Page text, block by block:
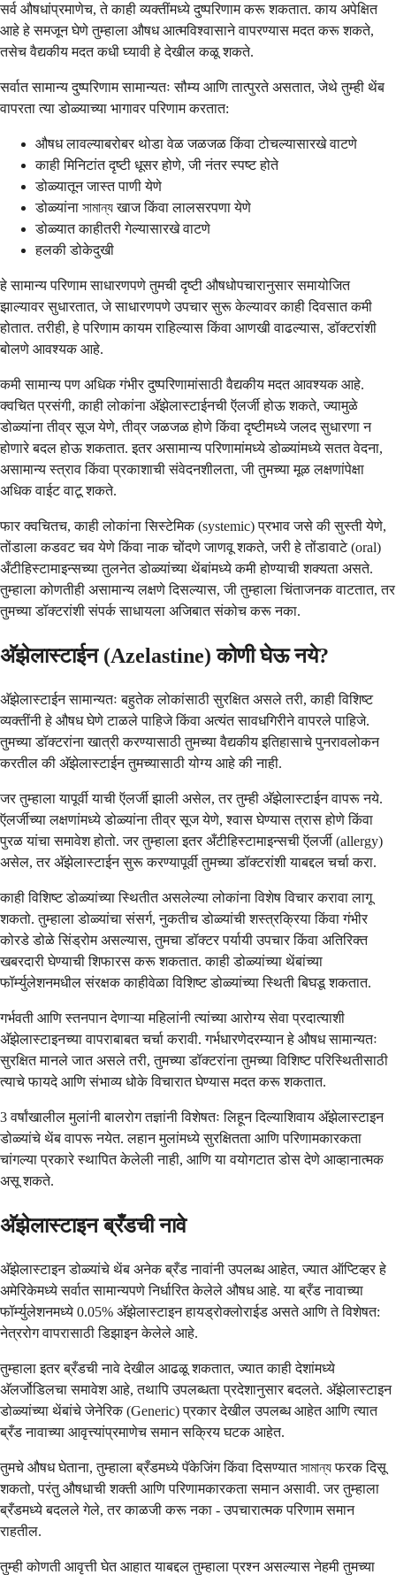
सर्व औषधांप्रमाणेच, ते काही व्यक्तींमध्ये दुष्परिणाम करू शकतात. काय अपेक्षित
आहे हे समजून घेणे तुम्हाला औषध आत्मविश्वासाने वापरण्यास मदत करू शकते,
तसेच वैद्यकीय मदत कधी घ्यावी हे देखील कळू शकते.
सर्वात सामान्य दुष्परिणाम सामान्यतः सौम्य आणि तात्पुरते असतात, जेथे तुम्ही थेंब
वापरता त्या डोळ्याच्या भागावर परिणाम करतात:
औषध लावल्याबरोबर थोडा वेळ जळजळ किंवा टोचल्यासारखे वाटणे
काही मिनिटांत दृष्टी धूसर होणे, जी नंतर स्पष्ट होते
डोळ्यातून जास्त पाणी येणे
डोळ्यांना সামান্য खाज किंवा लालसरपणा येणे
डोळ्यात काहीतरी गेल्यासारखे वाटणे
हलकी डोकेदुखी
हे सामान्य परिणाम साधारणपणे तुमची दृष्टी औषधोपचारानुसार समायोजित
झाल्यावर सुधारतात, जे साधारणपणे उपचार सुरू केल्यावर काही दिवसात कमी
होतात. तरीही, हे परिणाम कायम राहिल्यास किंवा आणखी वाढल्यास, डॉक्टरांशी
बोलणे आवश्यक आहे.
कमी सामान्य पण अधिक गंभीर दुष्परिणामांसाठी वैद्यकीय मदत आवश्यक आहे.
क्वचित प्रसंगी, काही लोकांना अ‍ॅझेलास्टाईनची ऍलर्जी होऊ शकते, ज्यामुळे
डोळ्यांना तीव्र सूज येणे, तीव्र जळजळ होणे किंवा दृष्टीमध्ये जलद सुधारणा न
होणारे बदल होऊ शकतात. इतर असामान्य परिणामांमध्ये डोळ्यांमध्ये सतत वेदना,
असामान्य स्त्राव किंवा प्रकाशाची संवेदनशीलता, जी तुमच्या मूळ लक्षणांपेक्षा
अधिक वाईट वाटू शकते.
फार क्वचितच, काही लोकांना सिस्टेमिक (systemic) प्रभाव जसे की सुस्ती येणे,
तोंडाला कडवट चव येणे किंवा नाक चोंदणे जाणवू शकते, जरी हे तोंडावाटे (oral)
अँटीहिस्टामाइन्सच्या तुलनेत डोळ्यांच्या थेंबांमध्ये कमी होण्याची शक्यता असते.
तुम्हाला कोणतीही असामान्य लक्षणे दिसल्यास, जी तुम्हाला चिंताजनक वाटतात, तर
तुमच्या डॉक्टरांशी संपर्क साधायला अजिबात संकोच करू नका.
अ‍ॅझेलास्टाईन (Azelastine) कोणी घेऊ नये?
अ‍ॅझेलास्टाईन सामान्यतः बहुतेक लोकांसाठी सुरक्षित असले तरी, काही विशिष्ट
व्यक्तींनी हे औषध घेणे टाळले पाहिजे किंवा अत्यंत सावधगिरीने वापरले पाहिजे.
तुमच्या डॉक्टरांना खात्री करण्यासाठी तुमच्या वैद्यकीय इतिहासाचे पुनरावलोकन
करतील की अ‍ॅझेलास्टाईन तुमच्यासाठी योग्य आहे की नाही.
जर तुम्हाला यापूर्वी याची ऍलर्जी झाली असेल, तर तुम्ही अ‍ॅझेलास्टाईन वापरू नये.
ऍलर्जीच्या लक्षणांमध्ये डोळ्यांना तीव्र सूज येणे, श्वास घेण्यास त्रास होणे किंवा
पुरळ यांचा समावेश होतो. जर तुम्हाला इतर अँटीहिस्टामाइन्सची ऍलर्जी (allergy)
असेल, तर अ‍ॅझेलास्टाईन सुरू करण्यापूर्वी तुमच्या डॉक्टरांशी याबद्दल चर्चा करा.
काही विशिष्ट डोळ्यांच्या स्थितीत असलेल्या लोकांना विशेष विचार करावा लागू
शकतो. तुम्हाला डोळ्यांचा संसर्ग, नुकतीच डोळ्यांची शस्त्रक्रिया किंवा गंभीर
कोरडे डोळे सिंड्रोम असल्यास, तुमचा डॉक्टर पर्यायी उपचार किंवा अतिरिक्त
खबरदारी घेण्याची शिफारस करू शकतात. काही डोळ्यांच्या थेंबांच्या
फॉर्म्युलेशनमधील संरक्षक काहीवेळा विशिष्ट डोळ्यांच्या स्थिती बिघडू शकतात.
गर्भवती आणि स्तनपान देणाऱ्या महिलांनी त्यांच्या आरोग्य सेवा प्रदात्याशी
अ‍ॅझेलास्टाइनच्या वापराबाबत चर्चा करावी. गर्भधारणेदरम्यान हे औषध सामान्यतः
सुरक्षित मानले जात असले तरी, तुमच्या डॉक्टरांना तुमच्या विशिष्ट परिस्थितीसाठी
त्याचे फायदे आणि संभाव्य धोके विचारात घेण्यास मदत करू शकतात.
3 वर्षांखालील मुलांनी बालरोग तज्ञांनी विशेषतः लिहून दिल्याशिवाय अ‍ॅझेलास्टाइन
डोळ्यांचे थेंब वापरू नयेत. लहान मुलांमध्ये सुरक्षितता आणि परिणामकारकता
चांगल्या प्रकारे स्थापित केलेली नाही, आणि या वयोगटात डोस देणे आव्हानात्मक
असू शकते.
अ‍ॅझेलास्टाइन ब्रँडची नावे
अ‍ॅझेलास्टाइन डोळ्यांचे थेंब अनेक ब्रँड नावांनी उपलब्ध आहेत, ज्यात ऑप्टिव्हर हे
अमेरिकेमध्ये सर्वात सामान्यपणे निर्धारित केलेले औषध आहे. या ब्रँड नावाच्या
फॉर्म्युलेशनमध्ये 0.05% अ‍ॅझेलास्टाइन हायड्रोक्लोराईड असते आणि ते विशेषत:
नेत्ररोग वापरासाठी डिझाइन केलेले आहे.
तुम्हाला इतर ब्रँडची नावे देखील आढळू शकतात, ज्यात काही देशांमध्ये
अ‍ॅलर्जोडिलचा समावेश आहे, तथापि उपलब्धता प्रदेशानुसार बदलते. अ‍ॅझेलास्टाइन
डोळ्यांच्या थेंबांचे जेनेरिक (Generic) प्रकार देखील उपलब्ध आहेत आणि त्यात
ब्रँड नावाच्या आवृत्त्यांप्रमाणेच समान सक्रिय घटक आहेत.
तुमचे औषध घेताना, तुम्हाला ब्रँडमध्ये पॅकेजिंग किंवा दिसण्यात সামান্য फरक दिसू
शकतो, परंतु औषधाची शक्ती आणि परिणामकारकता समान असावी. जर तुम्हाला
ब्रँडमध्ये बदलले गेले, तर काळजी करू नका - उपचारात्मक परिणाम समान
राहतील.
तुम्ही कोणती आवृत्ती घेत आहात याबद्दल तुम्हाला प्रश्न असल्यास नेहमी तुमच्या